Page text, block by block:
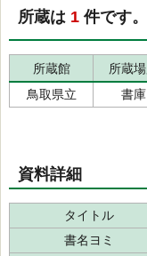
所蔵は 1 件です
所蔵館 所蔵
鳥取県立
書庫
資料詳細
タイトル
書名ヨミ